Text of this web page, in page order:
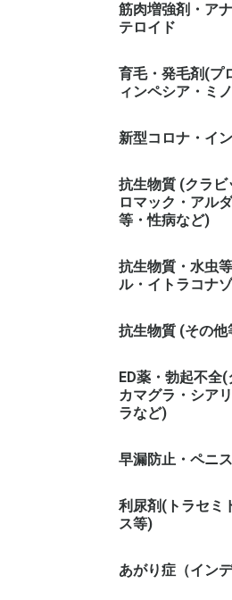
筋肉増強剤・ア
テロイド
育毛・発毛剤(プ
ィンペシア・ミ
新型コロナ・イ
抗生物質 (クラビ
ロマック・アル
等・性病など)
抗生物質・水虫
ル・イトラコナ
抗生物質 (その他
ED薬・勃起不全(
カマグラ・シア
ラなど)
早漏防止・ペニ
利尿剤(トラセミ
ス等)
あがり症（イン